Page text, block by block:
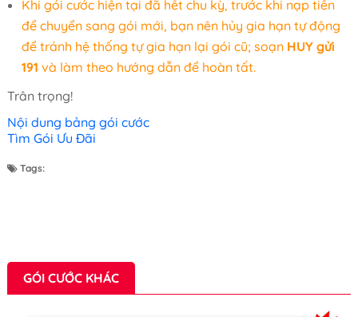
Khi gói cước hiện tại đã hết chu kỳ, trước khi nạp tiền
để chuyển sang gói mới, bạn nên hủy gia hạn tự động
để tránh hệ thống tự gia hạn lại gói cũ; soạn HUY gửi
191 và làm theo hướng dẫn để hoàn tất.
Trân trọng!
Nội dung bảng gói cước
Tìm Gói Ưu Đãi
Tags:
GÓI CƯỚC KHÁC